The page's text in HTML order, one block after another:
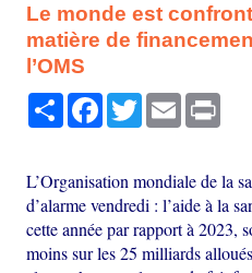
Le monde est
matière de
l’OMS
PartagerFacebook
TwitterEmail
L’Organisation mondiale de la
d’alarme vendredi : l’aide à la
cette année par rapport à 2023,
moins sur les 25 milliards